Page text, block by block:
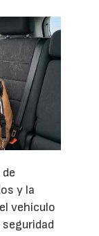
y la
vehículo